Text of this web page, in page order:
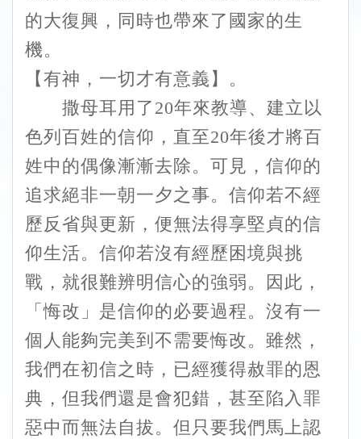
的大復興，同時也帶來了國家的生
機。
【有神，一切才有意義】。
撒母耳用了20年來教導、建立以
色列百姓的信仰，直至20年後才將百
姓中的偶像漸漸去除。可見，信仰的
追求絕非一朝一夕之事。信仰若不經
歷反省與更新，便無法得享堅貞的信
仰生活。信仰若沒有經歷困境與挑
戰，就很難辨明信心的強弱。因此，
「悔改」是信仰的必要過程。沒有一
個人能夠完美到不需要悔改。雖然，
我們在初信之時，已經獲得赦罪的恩
典，但我們還是會犯錯，甚至陷入罪
惡中而無法自拔。但只要我們馬上認